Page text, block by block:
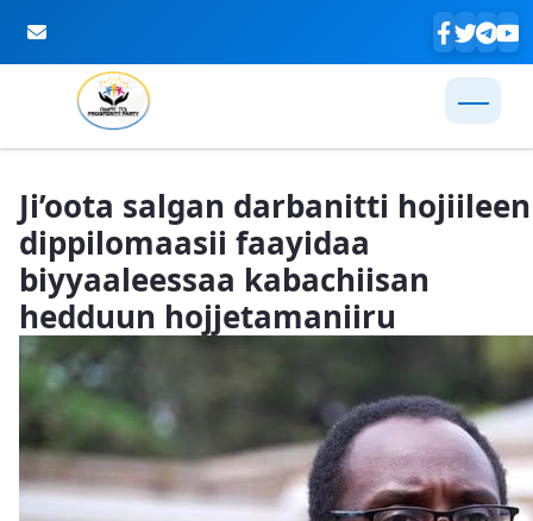
Ji’oota salgan darbanitti hojiileen
dippilomaasii faayidaa
biyyaaleessaa kabachiisan
hedduun hojjetamaniiru